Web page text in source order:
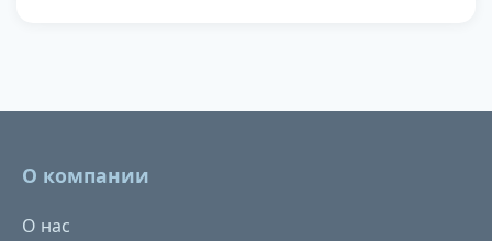
О компании
О нас